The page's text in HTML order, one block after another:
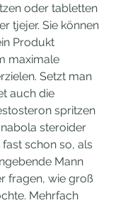
oder tabletten
tjejer. Sie können
Produkt
maximale
Setzt man
auch die
spritzen
steroider
fast schon so, als
Mann
fragen, wie groß
Mehrfach